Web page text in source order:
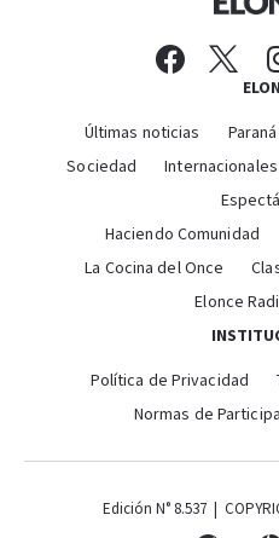
Últimas noticias Paraná
Sociedad
Internacionales
Haciendo Comunidad
La Cocina del Once
Elonce
Política de Privacidad
Normas de
Edición N° 8.537 |